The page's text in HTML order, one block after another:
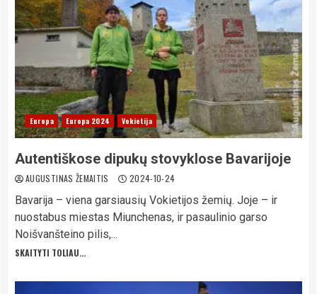
Europa Europa 2024 Vokietija
Autentiškose dipukų stovyklose Bavarijoje
AUGUSTINAS ŽEMAITIS 2024-10-24
Bavarija – viena garsiausių Vokietijos žemių. Joje – ir
nuostabus miestas Miunchenas, ir pasaulinio garso
Noišvanšteino pilis,...
SKAITYTI TOLIAU...